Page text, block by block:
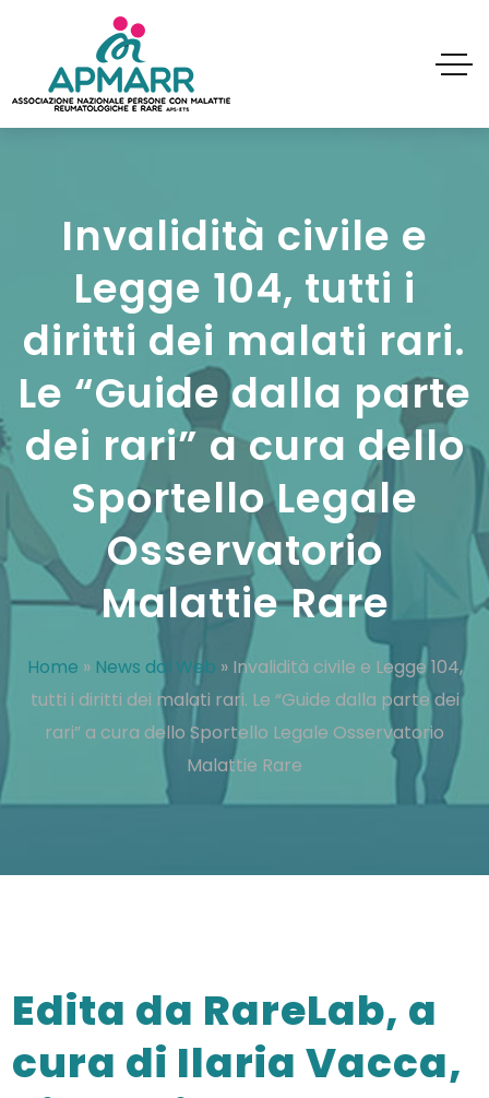
Invalidità civile e
Legge 104, tutti i
diritti dei malati rari.
Le “Guide dalla parte
dei rari” a cura dello
Sportello Legale
Osservatorio
Malattie Rare
Home » News dal Web » Invalidità civile e Legge 104,
tutti i diritti dei malati rari. Le “Guide dalla parte dei
rari” a cura dello Sportello Legale Osservatorio
Malattie Rare
Edita da RareLab, a
cura di Ilaria Vacca,